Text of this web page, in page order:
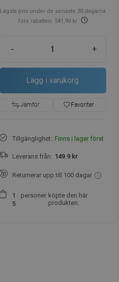
Lägsta pris under de senaste 30 dagarna
före rabatten: 541,90 kr
- +
Lägg i varukorg
Jämför favorite_borderFavoriter
Tillgänglighet: Finns i lager först
Leverans från: 149.9 kr
Returnerar upp till 100 dagar
1
5
personer köpte den här
produkten.